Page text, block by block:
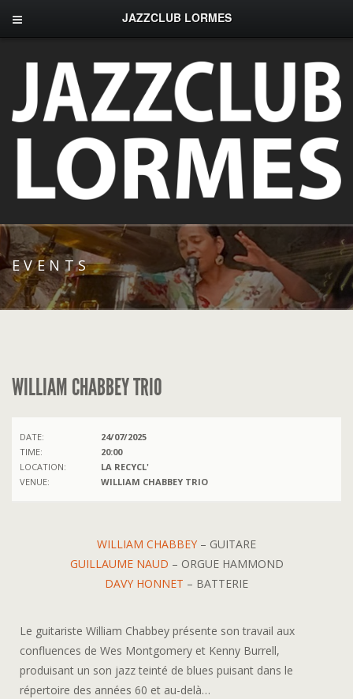
JAZZCLUB LORMES
EVENTS
WILLIAM CHABBEY TRIO
DATE:
24/07/2025
TIME:
20:00
LOCATION:
LA RECYCL'
VENUE:
WILLIAM CHABBEY TRIO
WILLIAM CHABBEY – GUITARE
GUILLAUME NAUD – ORGUE HAMMOND
DAVY HONNET – BATTERIE
Le guitariste William Chabbey présente son travail aux
confluences de Wes Montgomery et Kenny Burrell,
produisant un son jazz teinté de blues puisant dans le
répertoire des années 60 et au-delà…